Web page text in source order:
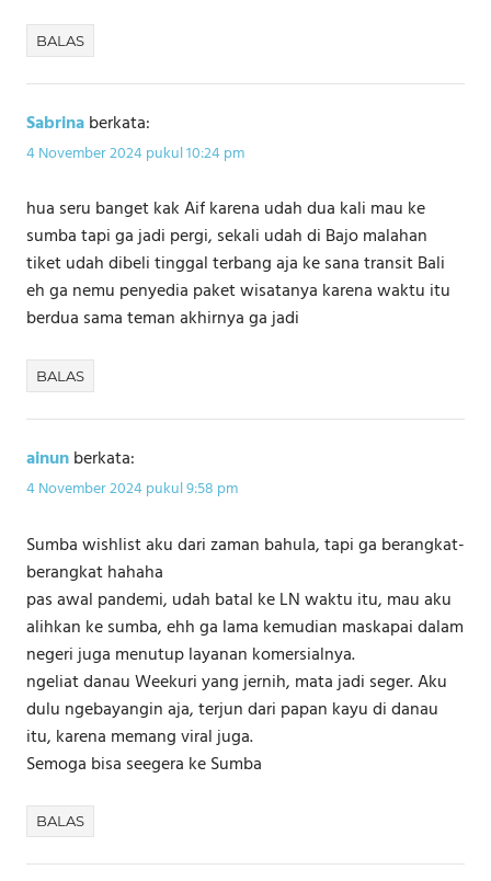
BALAS
Sabrinaberkata:
4 November 2024 pukul 10:24 pm
hua seru banget kak Aif karena udah dua kali mau ke
sumba tapi ga jadi pergi, sekali udah di Bajo malahan
tiket udah dibeli tinggal terbang aja ke sana transit Bali
eh ga nemu penyedia paket wisatanya karena waktu itu
berdua sama teman akhirnya ga jadi
BALAS
ainunberkata:
4 November 2024 pukul 9:58 pm
Sumba wishlist aku dari zaman bahula, tapi ga berangkat-
berangkat hahaha
pas awal pandemi, udah batal ke LN waktu itu, mau aku
alihkan ke sumba, ehh ga lama kemudian maskapai dalam
negeri juga menutup layanan komersialnya.
ngeliat danau Weekuri yang jernih, mata jadi seger. Aku
dulu ngebayangin aja, terjun dari papan kayu di danau
itu, karena memang viral juga.
Semoga bisa seegera ke Sumba
BALAS